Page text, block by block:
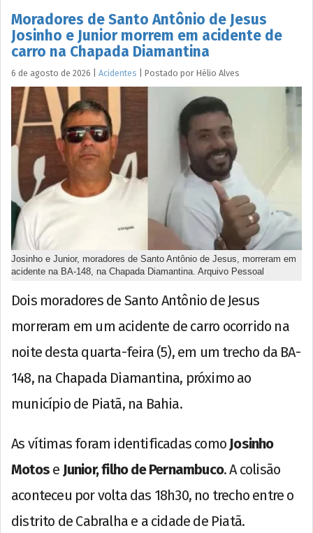
Moradores de Santo Antônio de Jesus
Josinho e Junior morrem em acidente de
carro na Chapada Diamantina
6 de agosto de 2026 Acidentes Postado por Hélio Alves
Josinho e Junior, moradores de Santo Antônio de Jesus, morreram em
acidente na BA-148, na Chapada Diamantina. Arquivo Pessoal
Dois moradores de Santo Antônio de Jesus
morreram em um acidente de carro ocorrido na
noite desta quarta-feira (5), em um trecho da BA-
148, na Chapada Diamantina, próximo ao
município de Piatã, na Bahia.
As vítimas foram identificadas como Josinho
Motos e Junior, filho de Pernambuco. A colisão
aconteceu por volta das 18h30, no trecho entre o
distrito de Cabralha e a cidade de Piatã.